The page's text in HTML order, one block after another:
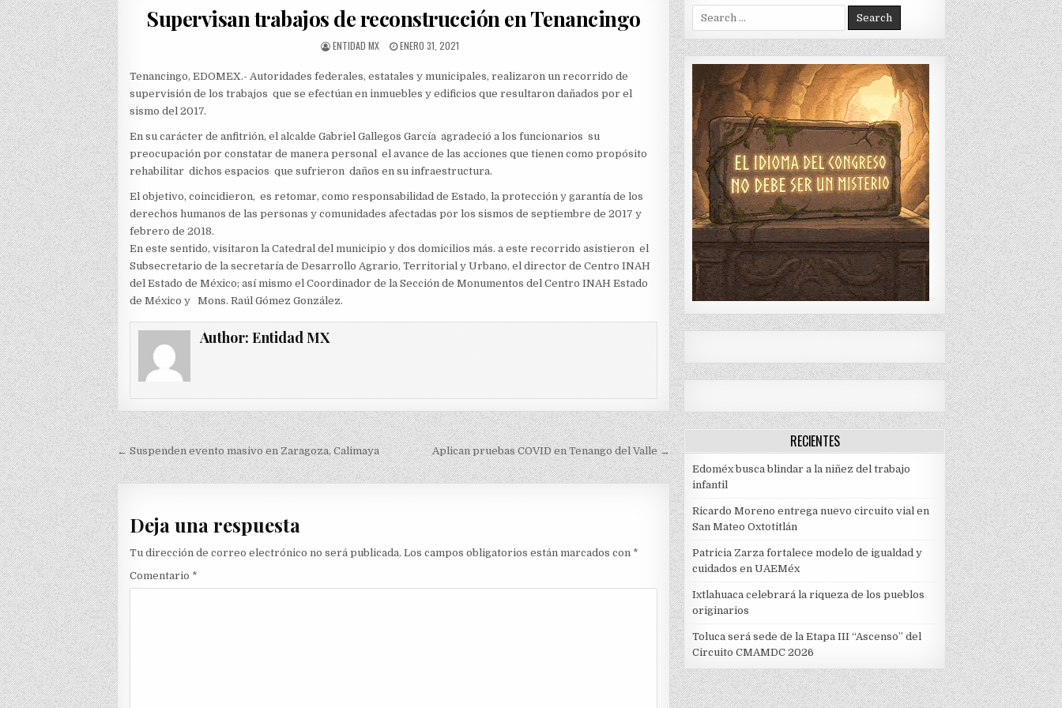
Supervisan trabajos de reconstrucción en Tenancingo
AUTHOR:
ENTIDAD MX
PUBLISHED
ENERO 31, 2021
Tenancingo, EDOMEX.- Autoridades federales, estatales y municipales, realizaron un recorrido de
supervisión de los trabajos que se efectúan en inmuebles y edificios que resultaron dañados por el
sismo del 2017.
En su carácter de anfitrión, el alcalde Gabriel Gallegos García agradeció a los funcionarios su
preocupación por constatar de manera personal el avance de las acciones que tienen como propósito
rehabilitar dichos espacios que sufrieron daños en su infraestructura.
El objetivo, coincidieron, es retomar, como responsabilidad de Estado, la protección y garantía de los
derechos humanos de las personas y comunidades afectadas por los sismos de septiembre de 2017 y
febrero de 2018.
En este sentido, visitaron la Catedral del municipio y dos domicilios más. a este recorrido asistieron el
Subsecretario de la secretaría de Desarrollo Agrario, Territorial y Urbano, el director de Centro INAH
del Estado de México; así mismo el Coordinador de la Sección de Monumentos del Centro INAH Estado
de México y Mons. Raúl Gómez González.
Author: Entidad MX
Navegación
de
entradas
← Suspenden evento masivo en Zaragoza, Calimaya Aplican pruebas COVID en Tenango del Valle →
Deja una respuesta
Tu dirección de correo electrónico no será publicada. Los campos obligatorios están marcados con *
Comentario *
Search
for:
RECIENTES
Edoméx busca blindar a la niñez del trabajo
infantil
Ricardo Moreno entrega nuevo circuito vial en
San Mateo Oxtotitlán
Patricia Zarza fortalece modelo de igualdad y
cuidados en UAEMéx
Ixtlahuaca celebrará la riqueza de los pueblos
originarios
Toluca será sede de la Etapa III “Ascenso” del
Circuito CMAMDC 2026